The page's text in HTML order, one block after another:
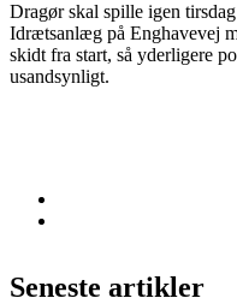
Dragør skal spille igen
Idrætsanlæg på Enghavevej
skidt fra start, så yderligere
usandsynligt.
Seneste artikler